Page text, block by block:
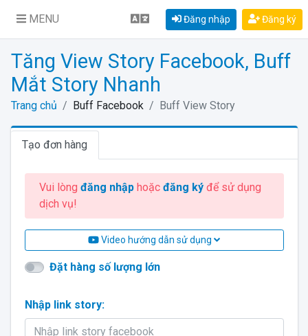
MENU Đăng nhập Đăng ký
Tăng View Story Facebook, Buff
Mắt Story Nhanh
Trang chủ Buff Facebook Buff View Story
Tạo đơn hàng
Vui lòng đăng nhậphoặc đăng kýđể sử dụng
dịch vụ!
Video hướng dẫn sử dụng
Đặt hàng số lượng lớn
Nhập link story: